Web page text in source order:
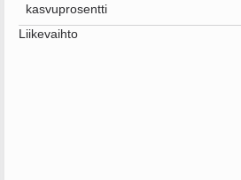
kasvuprosentti
Liikevaihto